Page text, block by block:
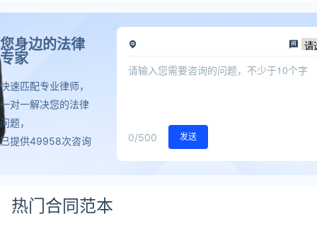
您身边的法律
专家
快速匹配专业律师，
一对一解决您的法律
问题，
已提供49958次咨询
0/500 发送
热门合同范本